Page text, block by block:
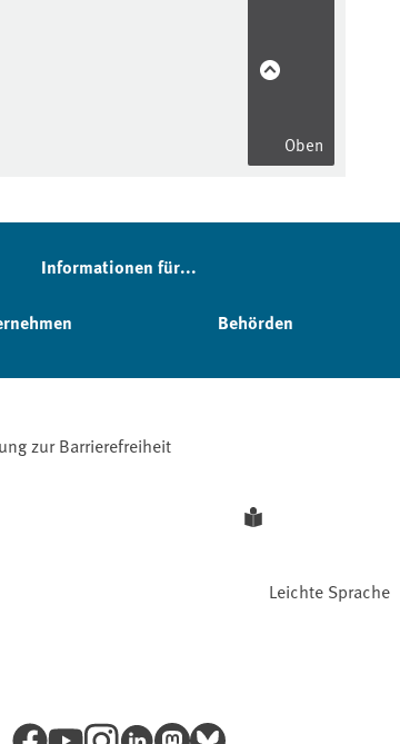
Oben
Informationen für...
Behörden
zur Barrierefreiheit
Leichte Sprache